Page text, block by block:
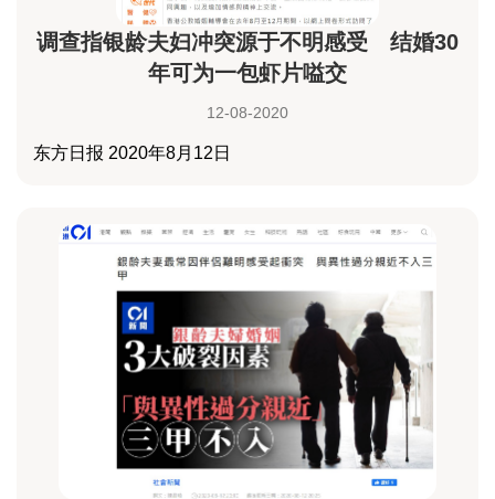
调查指银龄夫妇冲突源于不明感受 结婚30
年可为一包虾片嗌交
12-08-2020
东方日报 2020年8月12日